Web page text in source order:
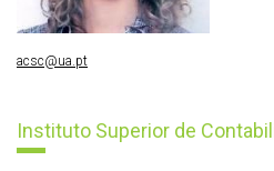
Instituto Superior de
acsc@ua.pt